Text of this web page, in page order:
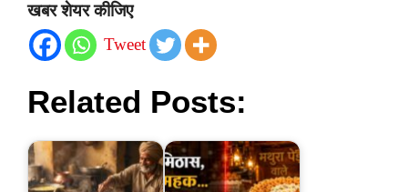
खबर शेयर कीजिए
Tweet
Related Posts: